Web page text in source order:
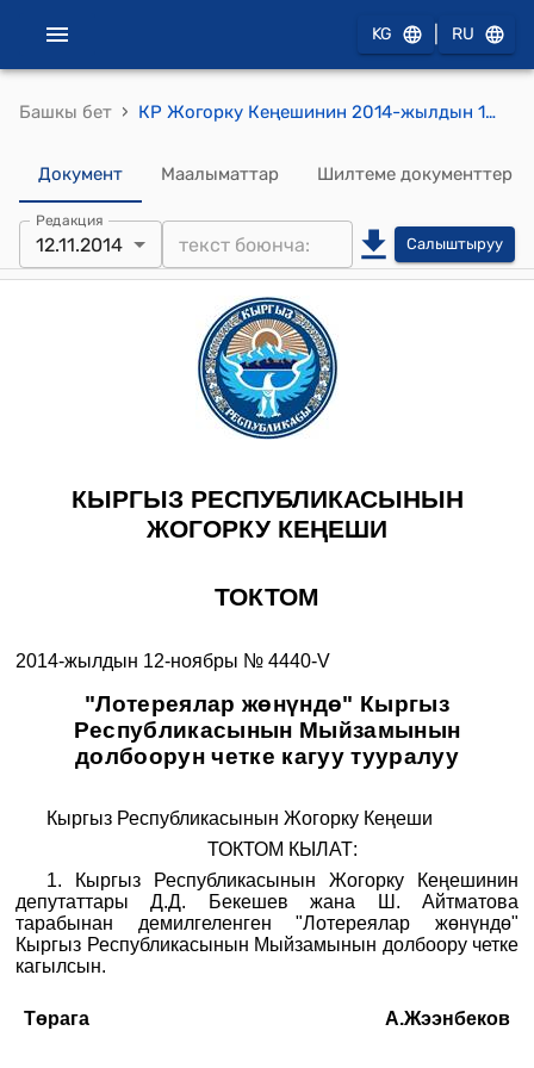
KG RU
Башкы бет › КР Жогорку Кеңешинин 2014-жылдын 12-ноябрындагы № 4440-V "Лотереялар жөнүндө" Кыргыз Республикасынын Мыйзамынын долбоорун четке кагуу тууралуу" токтому
Документ Маалыматтар Шилтеме документтер
Редакция
12.11.2014 Салыштыруу